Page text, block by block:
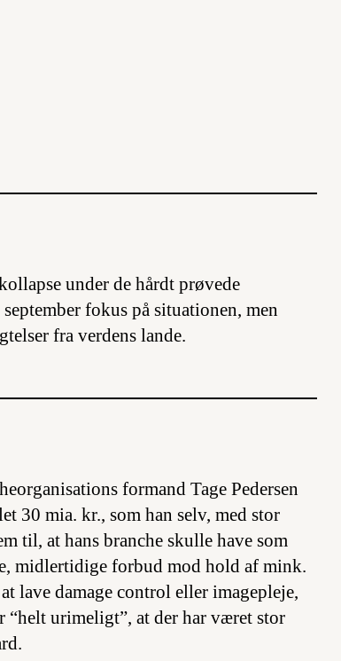
under de hårdt prøvede
fokus på situationen, men
fra verdens lande.
formand Tage Pedersen
30 mia. kr., som han selv, med stor
til, at hans branche skulle have som
midlertidige forbud mod hold af mink.
lave damage control eller imagepleje,
“helt urimeligt”, at der har været stor